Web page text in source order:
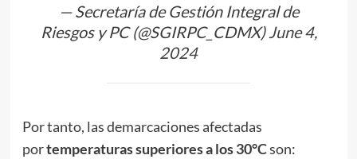
— Secretaría de Gestión Integral de
Riesgos y PC (@SGIRPC_CDMX) June 4,
2024
Por tanto, las demarcaciones afectadas
portemperaturas superiores a los 30°Cson: